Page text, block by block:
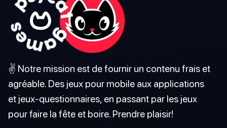
✌️ Notre mission est de fournir un contenu frais et
agréable. Des jeux pour mobile aux applications
et jeux-questionnaires, en passant par les jeux
pour faire la fête et boire. Prendre plaisir!